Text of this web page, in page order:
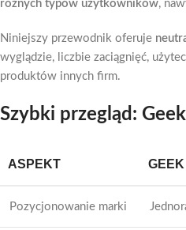
różnych typów użytkowników,
Niniejszy przewodnik oferuje
wyglądzie, liczbie zaciągnięć,
produktów innych firm.
Szybki przegląd:
ASPEKT
Pozycjonowanie marki